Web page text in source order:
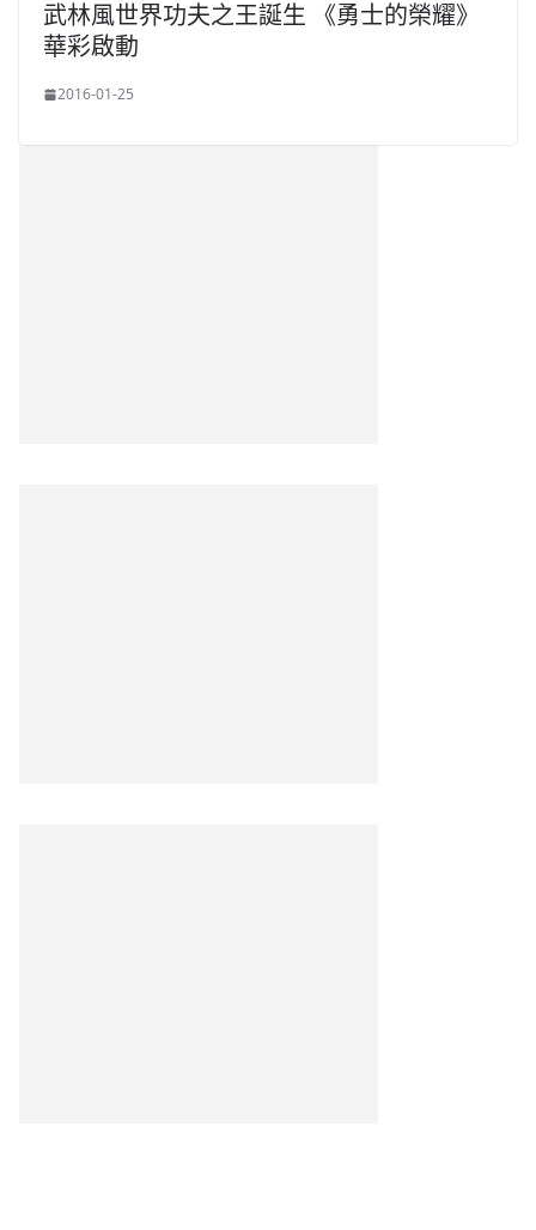
武林風世界功夫之王誕生 《勇士的榮耀》
華彩啟動
2016-01-25